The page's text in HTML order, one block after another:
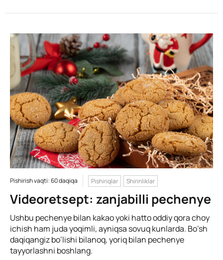
Pishirish vaqti: 60 daqiqa Pishiriqlar Shirinliklar
Videoretsept: zanjabilli pechenye
Ushbu pechenye bilan kakao yoki hatto oddiy qora choy
ichish ham juda yoqimli, ayniqsa sovuq kunlarda. Bo’sh
daqiqangiz bo’lishi bilanoq, yoriq bilan pechenye
tayyorlashni boshlang.